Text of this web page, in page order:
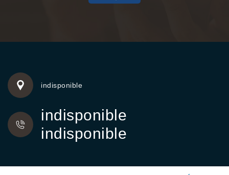
indisponible
indisponible
indisponible